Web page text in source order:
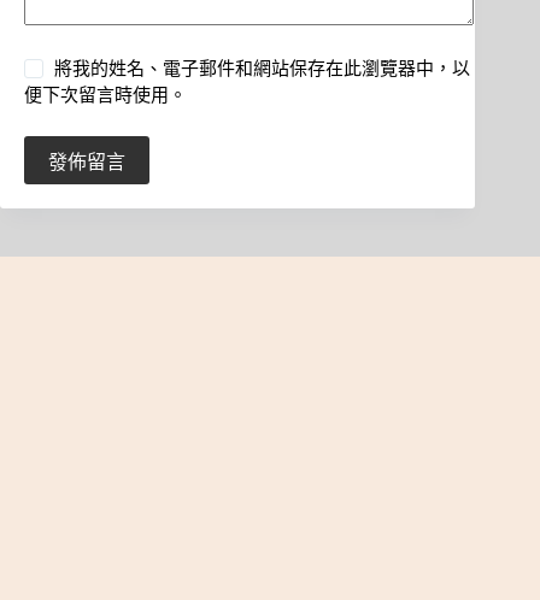
將我的姓名、電子郵件和網站保存在此瀏覽器中，以
便下次留言時使用。
發佈留言